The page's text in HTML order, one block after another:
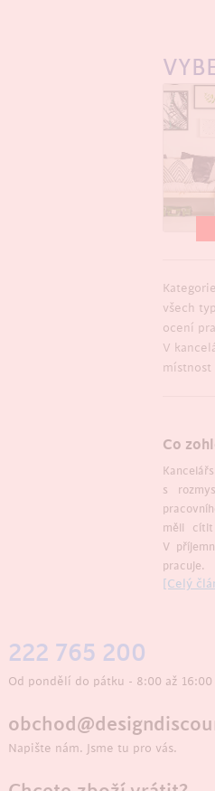
Kategorie
všech
ocení
V
místnost
Co
s
měli
V
pracuje.
[Celý
222 765 200
Od pondělí do pátku - 8:00 až 16:00
Napište nám. Jsme tu pro vás.